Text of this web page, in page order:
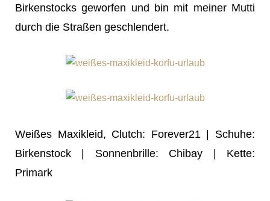
Birkenstocks geworfen und bin mit meiner Mutti
durch die Straßen geschlendert.
Weißes Maxikleid, Clutch: Forever21 | Schuhe:
Birkenstock | Sonnenbrille: Chibay | Kette:
Primark